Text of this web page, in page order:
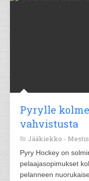
Pyrylle
vahvistusta
Jääkiekko - Mestis
Pyry Hockey on
pelaajasopimukset
pelanneen